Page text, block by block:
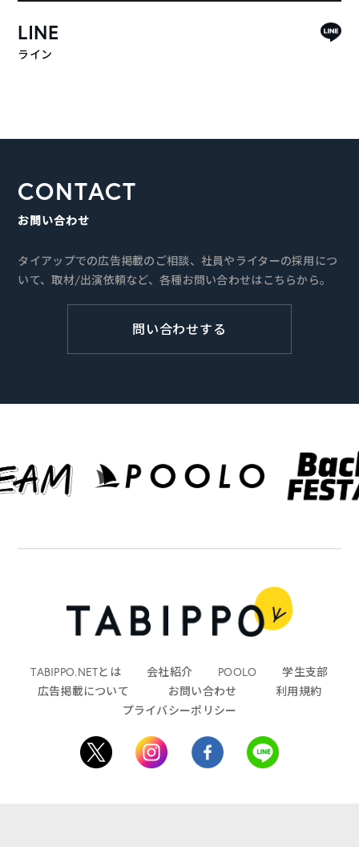
LINE
ライン
CONTACT
お問い合わせ
タイアップでの広告掲載のご相談、社員やライターの採用につ
いて、取材/出演依頼など、各種お問い合わせはこちらから。
問い合わせする
TABIPPO.NETとは 会社紹介 POOLO
学生支部
広告掲載について
お問い合わせ
利用規約
プライバシーポリシー